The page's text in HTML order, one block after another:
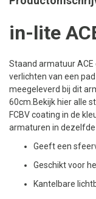
in-lite
Staand armatuur
verlichten van een
meegeleverd bij dit
60cm.Bekijk hier alle
FCBV coating in de
armaturen in dezelfde
Geeft een
Geschikt voor
Kantelbare